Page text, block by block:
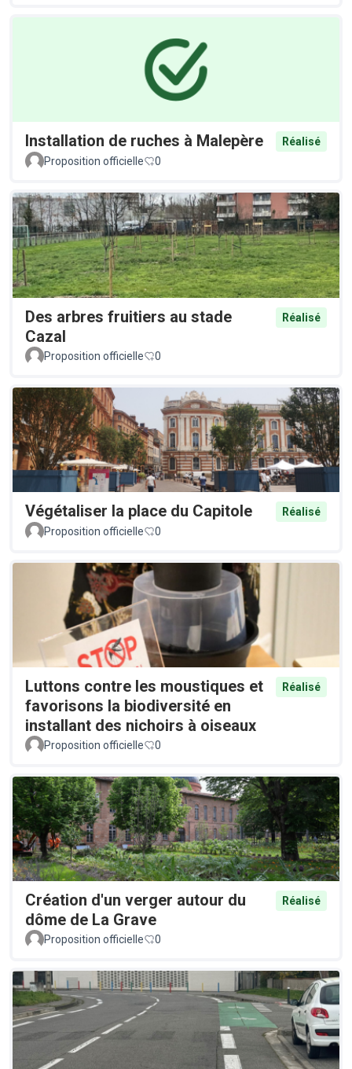
Installation de ruches à Malepère
Réalisé
Proposition officielle
0
Des arbres fruitiers au stade
Cazal
Réalisé
Proposition officielle 0
Végétaliser la place du Capitole
Réalisé
Proposition officielle
0
Luttons contre les moustiques et
favorisons la biodiversité en
installant des nichoirs à oiseaux
Réalisé
Proposition officielle 0
Création d'un verger autour du
dôme de La Grave
Réalisé
Proposition officielle 0